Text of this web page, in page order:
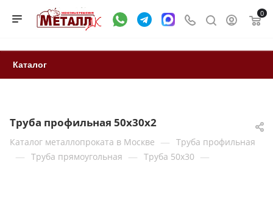
0
Каталог
Труба профильная 50х30х2
Каталог металлопроката в Москве — Труба профильная
— Труба прямоугольная — Труба 50x30 —